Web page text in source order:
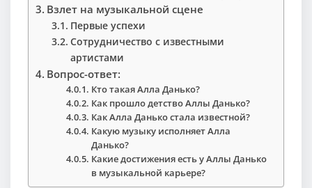
Взлет на музыкальной сцене
Первые успехи
Сотрудничество с известными
артистами
Вопрос-ответ:
Кто такая Алла Данько?
Как прошло детство Аллы Данько?
Как Алла Данько стала известной?
Какую музыку исполняет Алла
Данько?
Какие достижения есть у Аллы Данько
в музыкальной карьере?